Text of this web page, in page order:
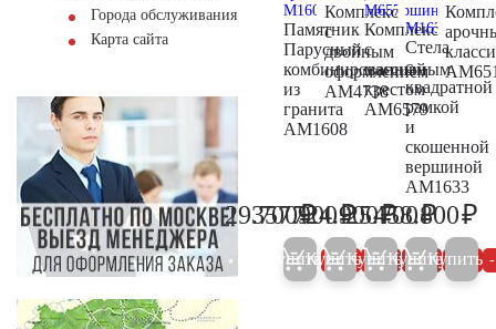
Города обслуживания
Карта сайта
Памятник
Парусный
комбинированный
из
гранита
AM1608
31.300
29.700₽
Купить 5%
Комплекс
с
двойным
оформлением
AM4738
376.700
357.900₽
Купить 5%
Комплекс
с
массивным
крестом
AM6579
763.100
724.900₽
Купить 5%
Стела
с
квадратной
рамкой
и
скошенной
вершиной
AM1633
27.100
25.700₽
Купить 5%
458.800₽
Купить